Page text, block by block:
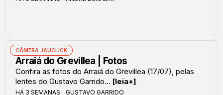
CÂMERA JAUCLICK
Arraiá do Grevillea | Fotos
Confira as fotos do Arraiá do Grevillea (17/07), pelas
lentes do Gustavo Garrido... [leia+]
HÁ 3 SEMANAS GUSTAVO GARRIDO